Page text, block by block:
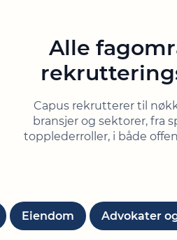
Alle
Capus rekrutterer til
bransjer og sektorer, fra
topplederroller, i både
IT Eiendom